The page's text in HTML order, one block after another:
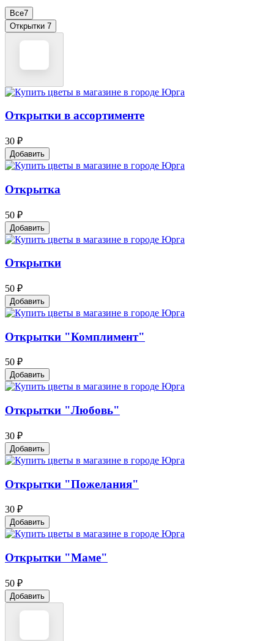
Все7
Открытки 7
Открытки в ассортименте
30 ₽
Добавить
Открытка
50 ₽
Добавить
Открытки
50 ₽
Добавить
Открытки "Комплимент"
50 ₽
Добавить
Открытки "Любовь"
30 ₽
Добавить
Открытки "Пожелания"
30 ₽
Добавить
Открытки "Маме"
50 ₽
Добавить